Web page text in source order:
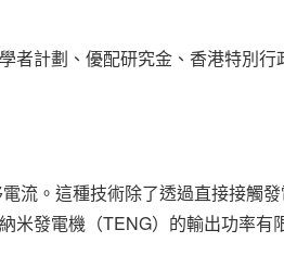
者計劃、優配研究金、香港特別
流。這種技術除了透過直接接觸
米發電機（TENG）的輸出功率有